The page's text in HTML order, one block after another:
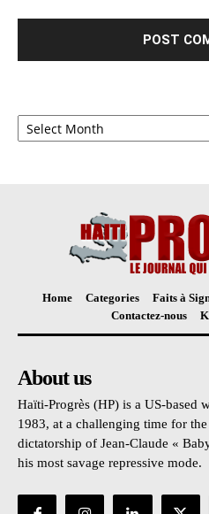
Archives
Home Categories Faits à
Contactez-nous
About us
Haïti-Progrès (HP) is a US-based
1983, at a challenging time for
dictatorship of Jean-Claude «
his most savage repressive mode.